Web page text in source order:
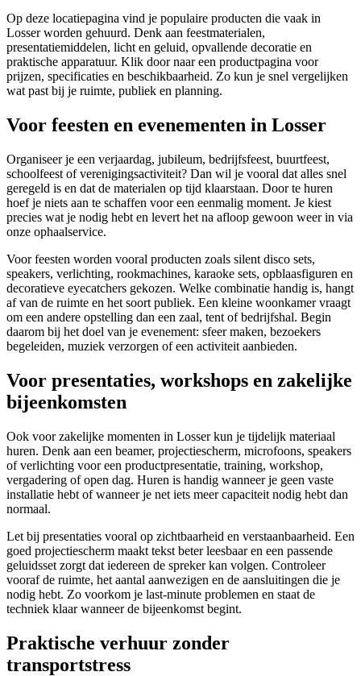
Op deze locatiepagina vind je populaire producten die vaak in
Losser worden gehuurd. Denk aan feestmaterialen,
presentatiemiddelen, licht en geluid, opvallende decoratie en
praktische apparatuur. Klik door naar een productpagina voor
prijzen, specificaties en beschikbaarheid. Zo kun je snel vergelijken
wat past bij je ruimte, publiek en planning.
Voor feesten en evenementen in Losser
Organiseer je een verjaardag, jubileum, bedrijfsfeest, buurtfeest,
schoolfeest of verenigingsactiviteit? Dan wil je vooral dat alles snel
geregeld is en dat de materialen op tijd klaarstaan. Door te huren
hoef je niets aan te schaffen voor een eenmalig moment. Je kiest
precies wat je nodig hebt en levert het na afloop gewoon weer in via
onze ophaalservice.
Voor feesten worden vooral producten zoals silent disco sets,
speakers, verlichting, rookmachines, karaoke sets, opblaasfiguren en
decoratieve eyecatchers gekozen. Welke combinatie handig is, hangt
af van de ruimte en het soort publiek. Een kleine woonkamer vraagt
om een andere opstelling dan een zaal, tent of bedrijfshal. Begin
daarom bij het doel van je evenement: sfeer maken, bezoekers
begeleiden, muziek verzorgen of een activiteit aanbieden.
Voor presentaties, workshops en zakelijke
bijeenkomsten
Ook voor zakelijke momenten in Losser kun je tijdelijk materiaal
huren. Denk aan een beamer, projectiescherm, microfoons, speakers
of verlichting voor een productpresentatie, training, workshop,
vergadering of open dag. Huren is handig wanneer je geen vaste
installatie hebt of wanneer je net iets meer capaciteit nodig hebt dan
normaal.
Let bij presentaties vooral op zichtbaarheid en verstaanbaarheid. Een
goed projectiescherm maakt tekst beter leesbaar en een passende
geluidsset zorgt dat iedereen de spreker kan volgen. Controleer
vooraf de ruimte, het aantal aanwezigen en de aansluitingen die je
nodig hebt. Zo voorkom je last-minute problemen en staat de
techniek klaar wanneer de bijeenkomst begint.
Praktische verhuur zonder
transportstress